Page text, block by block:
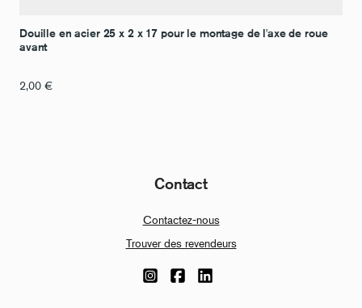
Douille en acier 25 x 2 x 17 pour le montage de l'axe de roue
avant
2,00 €
Contact
Contactez-nous
Trouver des revendeurs